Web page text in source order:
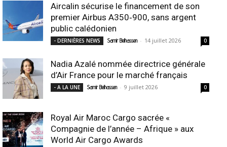
Aircalin sécurise le financement de son
premier Airbus A350‑900, sans argent
public calédonien
- DERNIÈRES NEWS Samir Belhassen - 14 juillet 2026 0
Nadia Azalé nommée directrice générale
d’Air France pour le marché français
- A LA UNE Samir Belhassen - 9 juillet 2026 0
Royal Air Maroc Cargo sacrée «
Compagnie de l’année – Afrique » aux
World Air Cargo Awards